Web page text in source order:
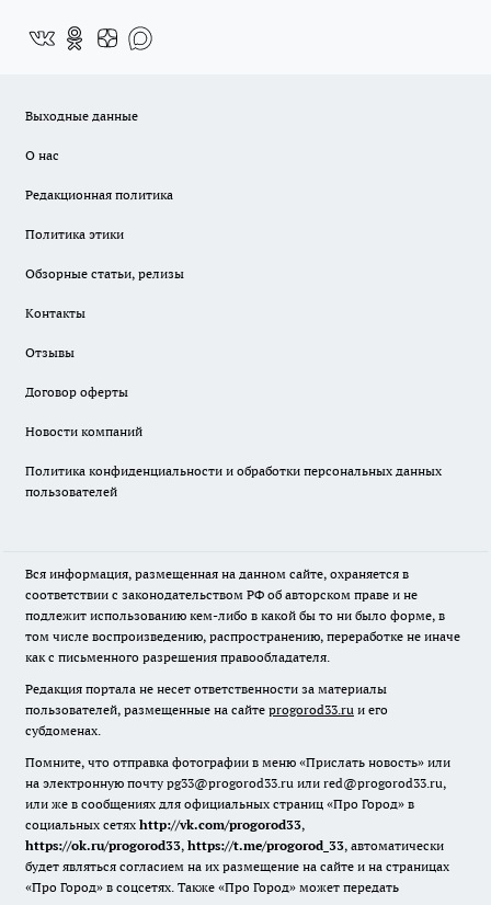
Выходные данные
О нас
Редакционная политика
Политика этики
Обзорные статьи, релизы
Контакты
Отзывы
Договор оферты
Новости компаний
Политика конфиденциальности и обработки персональных данных
пользователей
Вся информация, размещенная на данном сайте, охраняется в
соответствии с законодательством РФ об авторском праве и не
подлежит использованию кем-либо в какой бы то ни было форме, в
том числе воспроизведению, распространению, переработке не иначе
как с письменного разрешения правообладателя.
Редакция портала не несет ответственности за материалы
пользователей, размещенные на сайте progorod33.ru и его
субдоменах.
Помните, что отправка фотографии в меню «Прислать новость» или
на электронную почту pg33@progorod33.ru или red@progorod33.ru,
или же в сообщениях для официальных страниц «Про Город» в
социальных сетях http://vk.com/progorod33,
https://ok.ru/progorod33, https://t.me/progorod_33, автоматически
будет являться согласием на их размещение на сайте и на страницах
«Про Город» в соцсетях. Также «Про Город» может передать